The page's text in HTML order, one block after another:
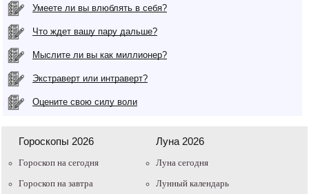
Умеете ли вы влюблять в себя?
Что ждет вашу пару дальше?
Мыслите ли вы как миллионер?
Экстраверт или интраверт?
Оцените свою силу воли
Гороскопы 2026
Гороскоп на сегодня
Гороскоп на завтра
Луна 2026
Луна сегодня
Лунный календарь